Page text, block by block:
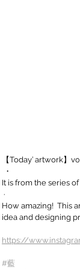
【Today’ artwork】
・
It is from the series of
·
How amazing!  This
idea and designing
https://
#藍